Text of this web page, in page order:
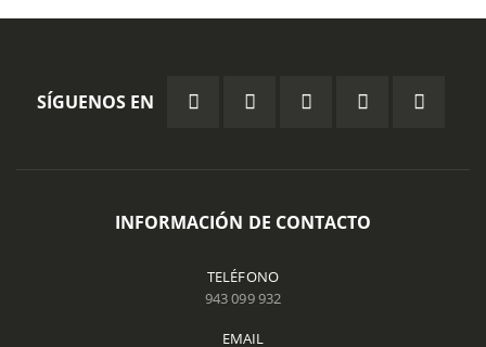
SÍGUENOS EN
INFORMACIÓN DE CONTACTO
TELÉFONO
943 099 932
EMAIL